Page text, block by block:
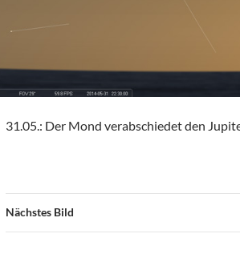
31.05.: Der Mond verabschiedet den
Nächstes Bild